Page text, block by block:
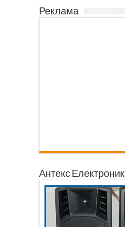
Реклама
Антекс Електроник